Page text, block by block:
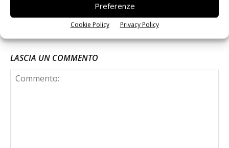
Preferenze
Cookie Policy Privacy Policy
LASCIA UN COMMENTO